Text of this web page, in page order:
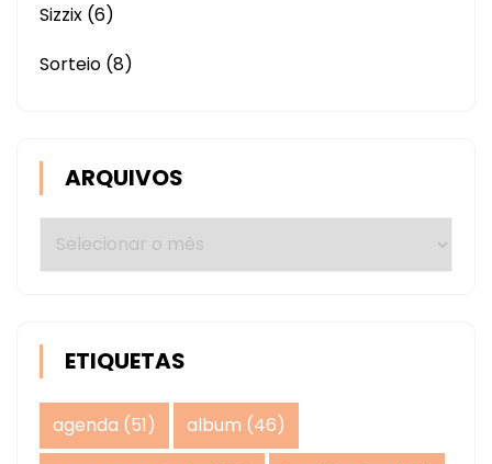
Sizzix (6)
Sorteio (8)
ARQUIVOS
Arquivos
ETIQUETAS
agenda (51) album (46)